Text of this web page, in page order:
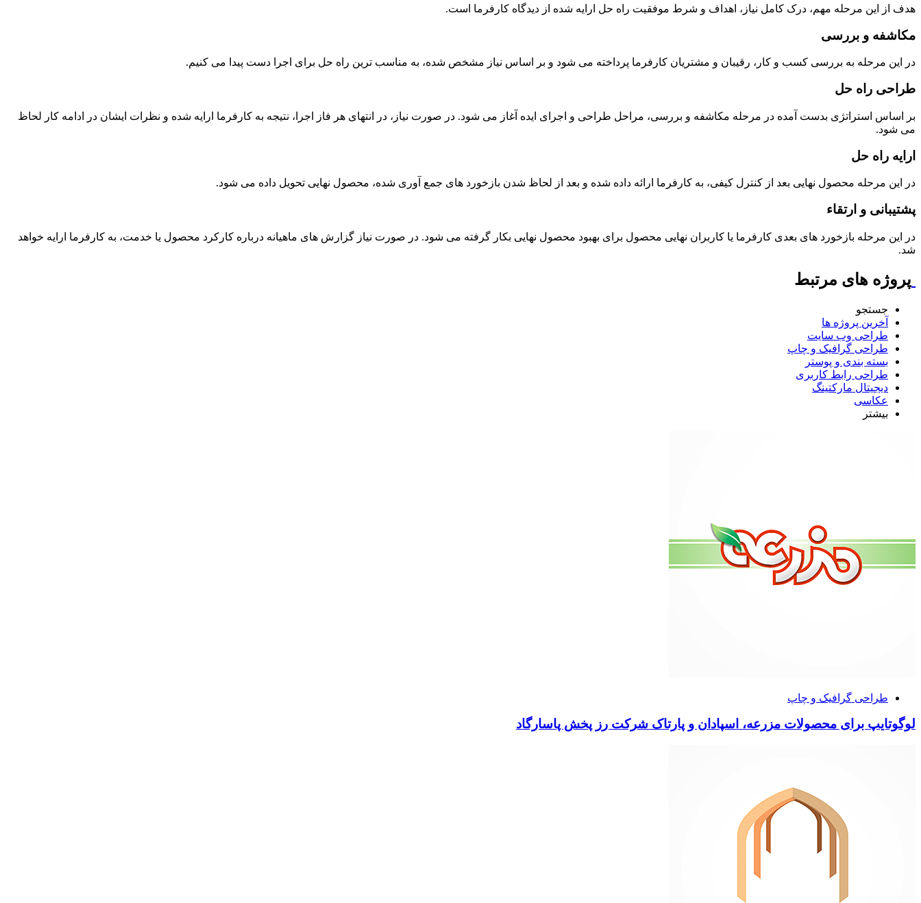
هدف از این مرحله مهم، درک کامل نیاز، اهداف و شرط موفقیت راه حل ارایه شده از دیدگاه کارفرما است.
مکاشفه و بررسی
در این مرحله به بررسی کسب و کار، رقیبان و مشتریان کارفرما پرداخته می شود و بر اساس نیاز مشخص شده، به مناسب ترین راه حل برای اجرا دست پیدا می کنیم.
طراحی راه حل
بر اساس استراتژی بدست آمده در مرحله مکاشفه و بررسی، مراحل طراحی و اجرای ایده آغاز می شود. در صورت نیاز، در انتهای هر فاز اجرا، نتیجه به کارفرما ارایه شده و نظرات ایشان در ادامه کار لحاظ
می شود.
ارایه راه حل
در این مرحله محصول نهایی بعد از کنترل کیفی، به کارفرما ارائه داده شده و بعد از لحاظ شدن بازخورد های جمع آوری شده، محصول نهایی تحویل داده می شود.
پشتیبانی و ارتقاء
در این مرحله بازخورد های بعدی کارفرما یا کاربران نهایی محصول برای بهبود محصول نهایی بکار گرفته می شود. در صورت نیاز گزارش های ماهیانه درباره کارکرد محصول یا خدمت، به کارفرما ارایه خواهد
شد.
پروژه های مرتبط
جستجو
آخرین پروژه ها
طراحی وب سایت
طراحی گرافیک و چاپ
بسته بندی و پوستر
طراحی رابط کاربری
دیجیتال مارکتینگ
عکاسی
بیشتر
طراحی گرافیک و چاپ
لوگوتایپ برای محصولات مزرعه، اسپادان و پارتاک شرکت رز پخش پاسارگاد